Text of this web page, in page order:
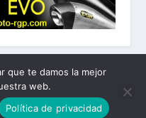
por WordPress
que te damos la mejor
web.
Política de privacidad